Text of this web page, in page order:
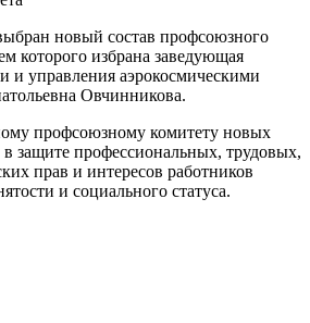
новый состав профсоюзного
которого избрана заведующая
и управления аэрокосмическими
Овчинникова.
профсоюзному комитету новых
защите профессиональных, трудовых,
прав и интересов работников
и социального статуса.